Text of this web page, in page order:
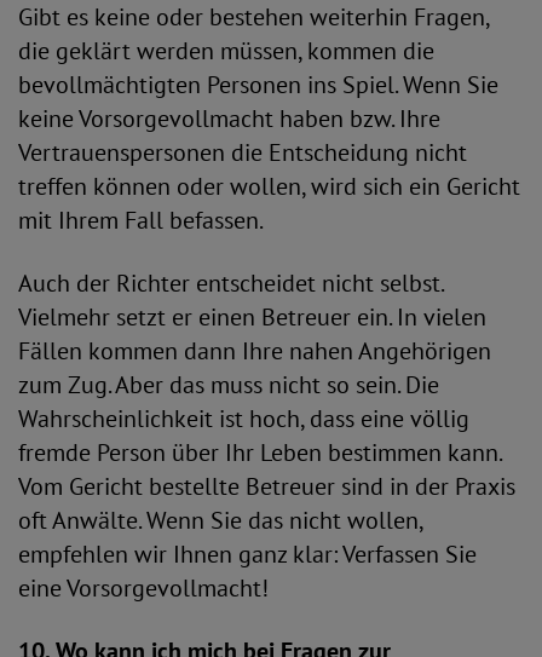
Gibt es keine oder bestehen weiterhin Fragen,
die geklärt werden müssen, kommen die
bevollmächtigten Personen ins Spiel. Wenn Sie
keine Vorsorgevollmacht haben bzw. Ihre
Vertrauenspersonen die Entscheidung nicht
treffen können oder wollen, wird sich ein Gericht
mit Ihrem Fall befassen.
Auch der Richter entscheidet nicht selbst.
Vielmehr setzt er einen Betreuer ein. In vielen
Fällen kommen dann Ihre nahen Angehörigen
zum Zug. Aber das muss nicht so sein. Die
Wahrscheinlichkeit ist hoch, dass eine völlig
fremde Person über Ihr Leben bestimmen kann.
Vom Gericht bestellte Betreuer sind in der Praxis
oft Anwälte. Wenn Sie das nicht wollen,
empfehlen wir Ihnen ganz klar: Verfassen Sie
eine Vorsorgevollmacht!